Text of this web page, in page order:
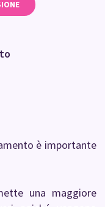
è importante
una maggiore